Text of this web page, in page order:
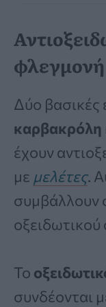
φλεγμονή
Δύο βασικές
καρβακρόλη
έχουν
με μελέτες.
συμβάλλουν
οξειδωτικού
Το
συνδέονται